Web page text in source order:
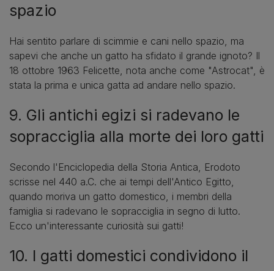
spazio
Hai sentito parlare di scimmie e cani nello spazio, ma
sapevi che anche un gatto ha sfidato il grande ignoto? Il
18 ottobre 1963 Felicette, nota anche come "Astrocat", è
stata la prima e unica gatta ad andare nello spazio.
9. Gli antichi egizi si radevano le
sopracciglia alla morte dei loro gatti
Secondo l'Enciclopedia della Storia Antica, Erodoto
scrisse nel 440 a.C. che ai tempi dell'Antico Egitto,
quando moriva un gatto domestico, i membri della
famiglia si radevano le sopracciglia in segno di lutto.
Ecco un'interessante curiosità sui gatti!
10. I gatti domestici condividono il